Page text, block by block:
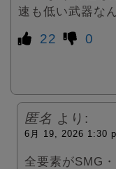
速も低い武器な
22 0
匿名 より:
6月 19, 2026 1:30
全要素がSMG